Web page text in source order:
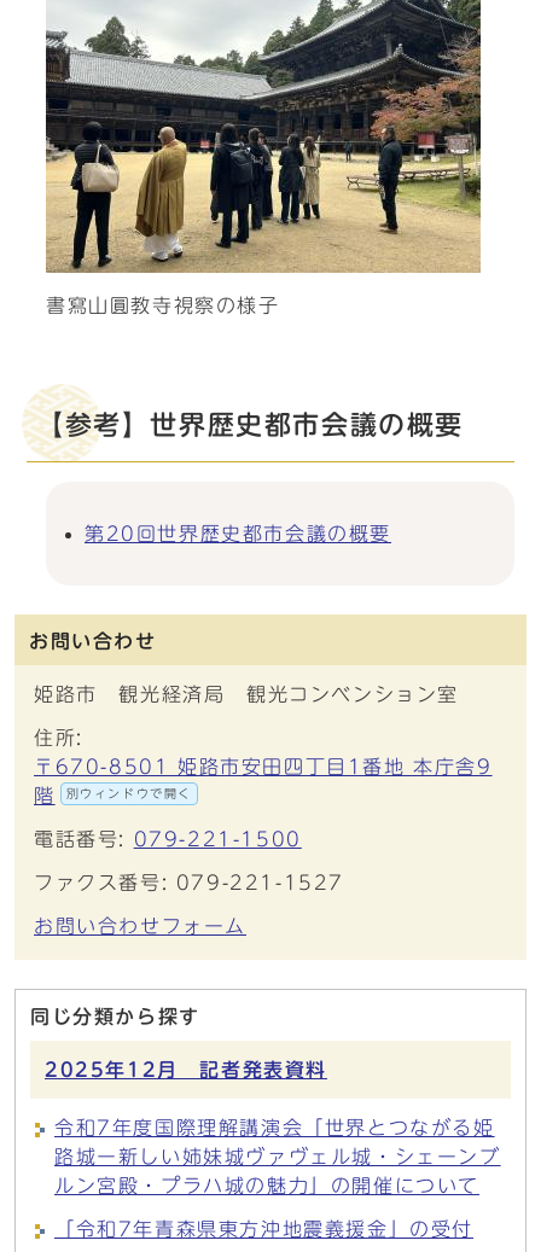
書寫山圓教寺視察の様子
【参考】世界歴史都市会議の概要
第20回世界歴史都市会議の概要
お問い合わせ
姫路市 観光経済局 観光コンベンション室
住所:
〒670-8501 姫路市安田四丁目1番地 本庁舎9
階
別ウィンドウで開く
電話番号: 079-221-1500
ファクス番号: 079-221-1527
お問い合わせフォーム
同じ分類から探す
2025年12月 記者発表資料
令和7年度国際理解講演会「世界とつながる姫
路城ー新しい姉妹城ヴァヴェル城・シェーンブ
ルン宮殿・プラハ城の魅力」の開催について
「令和7年青森県東方沖地震義援金」の受付